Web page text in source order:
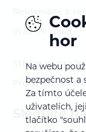
Reklamace a
Vrácení zboží
Staňte se
Přihlášení do
Sledujte
hor
Na webu
bezpečnost a
Za tímto
uživatelích,
tlačítko